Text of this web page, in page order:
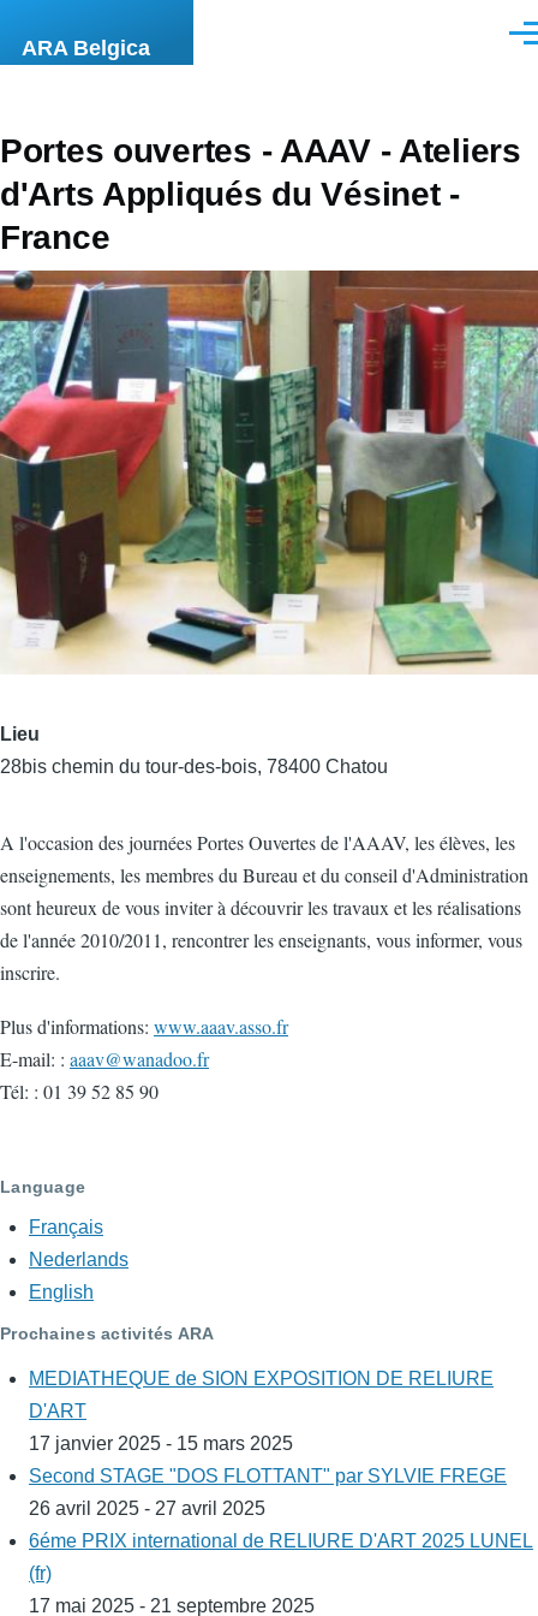
ARA Belgica
Portes ouvertes - AAAV - Ateliers
d'Arts Appliqués du Vésinet -
France
Lieu
28bis chemin du tour-des-bois, 78400 Chatou
A l'occasion des journées Portes Ouvertes de l'AAAV, les élèves, les
enseignements, les membres du Bureau et du conseil d'Administration
sont heureux de vous inviter à découvrir les travaux et les réalisations
de l'année 2010/2011, rencontrer les enseignants, vous informer, vous
inscrire.
Plus d'informations: www.aaav.asso.fr
E-mail: : aaav@wanadoo.fr
Tél: : 01 39 52 85 90
Language
Français
Nederlands
English
Prochaines activités ARA
MEDIATHEQUE de SION EXPOSITION DE RELIURE
D'ART
17 janvier 2025 - 15 mars 2025
Second STAGE "DOS FLOTTANT" par SYLVIE FREGE
26 avril 2025 - 27 avril 2025
6éme PRIX international de RELIURE D'ART 2025 LUNEL
(fr)
17 mai 2025 - 21 septembre 2025